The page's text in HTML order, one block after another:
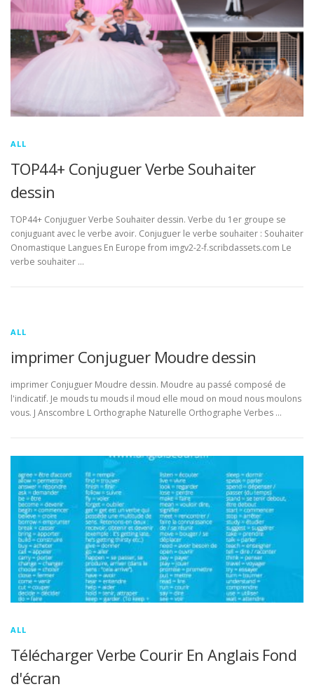
ALL
TOP44+ Conjuguer Verbe Souhaiter
dessin
TOP44+ Conjuguer Verbe Souhaiter dessin. Verbe du 1er groupe se
conjuguant avec le verbe avoir. Conjuguer le verbe souhaiter : Souhaiter
Onomastique Langues En Europe from imgv2-2-f.scribdassets.com Le
verbe souhaiter …
ALL
imprimer Conjuguer Moudre dessin
imprimer Conjuguer Moudre dessin. Moudre au passé composé de
l'indicatif. Je mouds tu mouds il moud elle moud on moud nous moulons
vous. J Anscombre L Orthographe Naturelle Orthographe Verbes …
ALL
Télécharger Verbe Courir En Anglais Fond
d'écran